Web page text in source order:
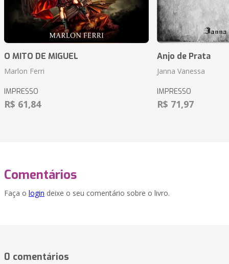
O MITO DE MIGUEL
Marlon Ferri
IMPRESSO
R$ 61,84
Anjo de Prata
Janna Vanessa
IMPRESSO
R$ 71,97
Comentários
Faça o login deixe o seu comentário sobre o livro.
0 comentários